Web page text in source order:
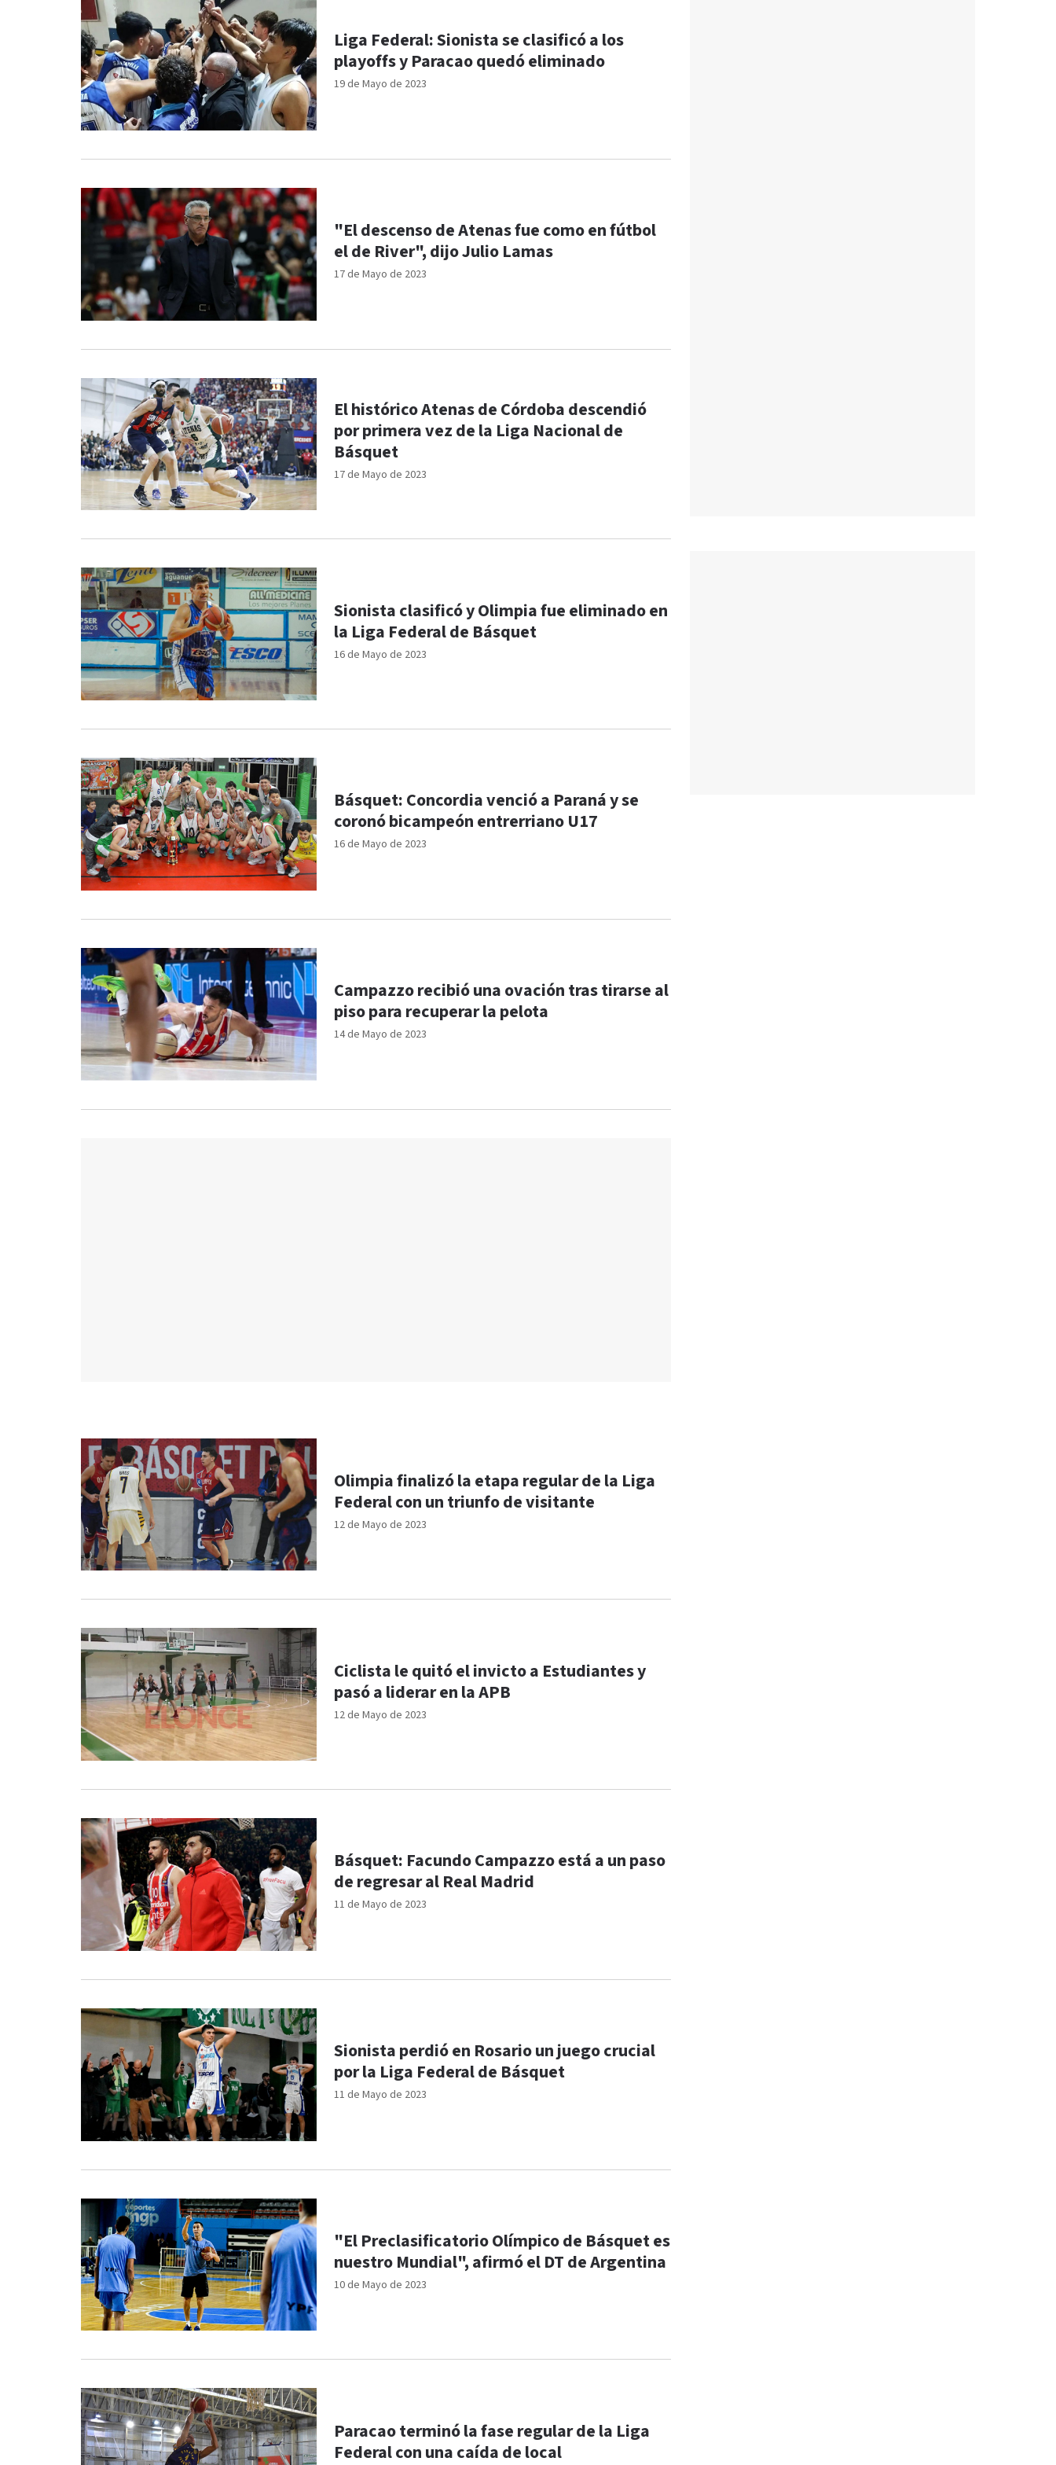
19 de Mayo de 2023
Liga Federal: Sionista se clasificó a los
playoffs y Paracao quedó eliminado
17 de Mayo de 2023
"El descenso de Atenas fue como en fútbol
el de River", dijo Julio Lamas
17 de Mayo de 2023
El histórico Atenas de Córdoba descendió
por primera vez de la Liga Nacional de
Básquet
16 de Mayo de 2023
Sionista clasificó y Olimpia fue eliminado en
la Liga Federal de Básquet
16 de Mayo de 2023
Básquet: Concordia venció a Paraná y se
coronó bicampeón entrerriano U17
14 de Mayo de 2023
Campazzo recibió una ovación tras tirarse al
piso para recuperar la pelota
12 de Mayo de 2023
Olimpia finalizó la etapa regular de la Liga
Federal con un triunfo de visitante
12 de Mayo de 2023
Ciclista le quitó el invicto a Estudiantes y
pasó a liderar en la APB
11 de Mayo de 2023
Básquet: Facundo Campazzo está a un paso
de regresar al Real Madrid
11 de Mayo de 2023
Sionista perdió en Rosario un juego crucial
por la Liga Federal de Básquet
10 de Mayo de 2023
"El Preclasificatorio Olímpico de Básquet es
nuestro Mundial", afirmó el DT de Argentina
Paracao terminó la fase regular de la Liga
Federal con una caída de local